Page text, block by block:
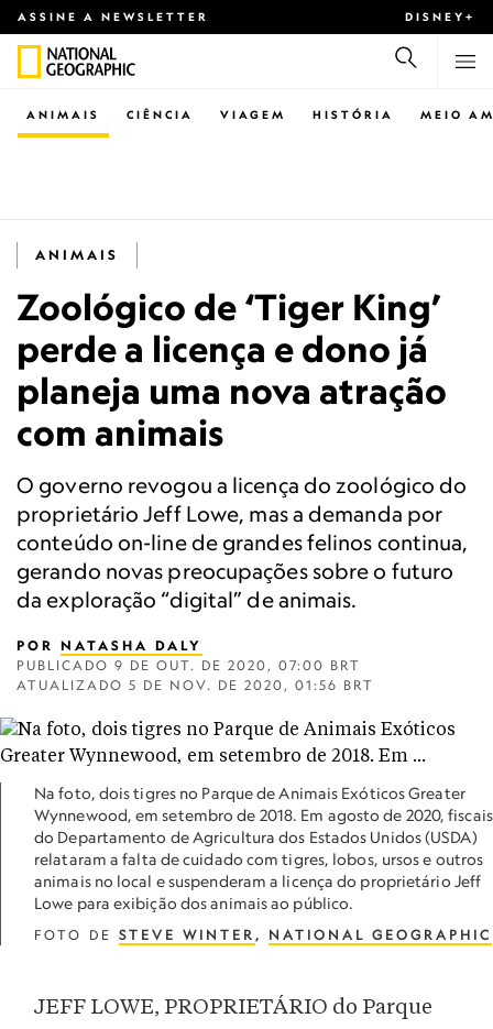
ASSINE A NEWSLETTER DISNEY+
CIÊNCIA VIAGEM
ANIMAIS HISTÓRIA MEIO
ANIMAIS
Zoológico de ‘Tiger King’
perde a licença e dono já
planeja uma nova atração
com animais
O governo revogou a licença do zoológico do
proprietário Jeff Lowe, mas a demanda por
conteúdo on-line de grandes felinos continua,
gerando novas preocupações sobre o futuro
da exploração “digital” de animais.
POR NATASHA DALY
PUBLICADO 9 DE OUT. DE 2020, 07:00 BRT
ATUALIZADO 5 DE NOV. DE 2020, 01:56 BRT
Na foto, dois tigres no Parque de Animais Exóticos Greater
Wynnewood, em setembro de 2018. Em agosto de 2020, fiscais
do Departamento de Agricultura dos Estados Unidos (USDA)
relataram a falta de cuidado com tigres, lobos, ursos e outros
animais no local e suspenderam a licença do proprietário Jeff
Lowe para exibição dos animais ao público.
FOTO DE STEVE WINTER , NATIONAL GEOGRAPHIC
JEFF LOWE, PROPRIETÁRIO do Parque